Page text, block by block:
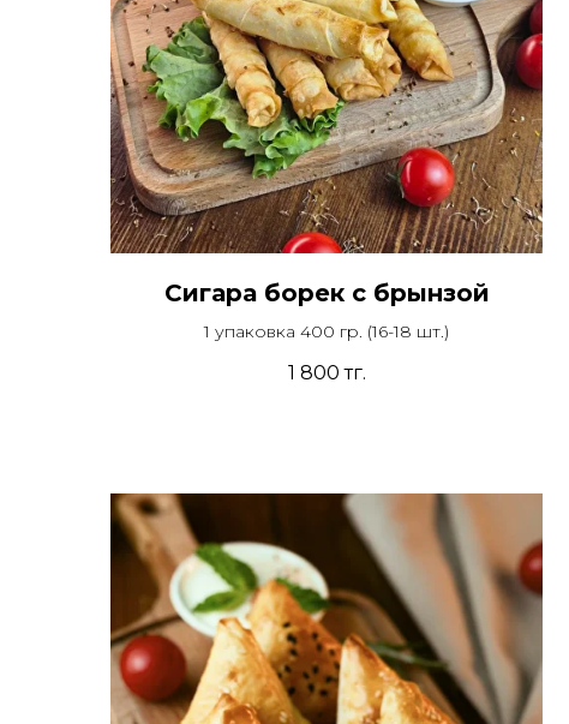
Сигара борек с брынзой
1 упаковка 400 гр. (16-18 шт.)
1 800 тг.